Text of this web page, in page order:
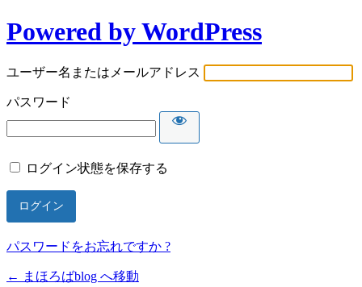
Powered by WordPress
ユーザー名またはメールアドレス
パスワード
ログイン状態を保存する
パスワードをお忘れですか ?
← まほろばblog へ移動